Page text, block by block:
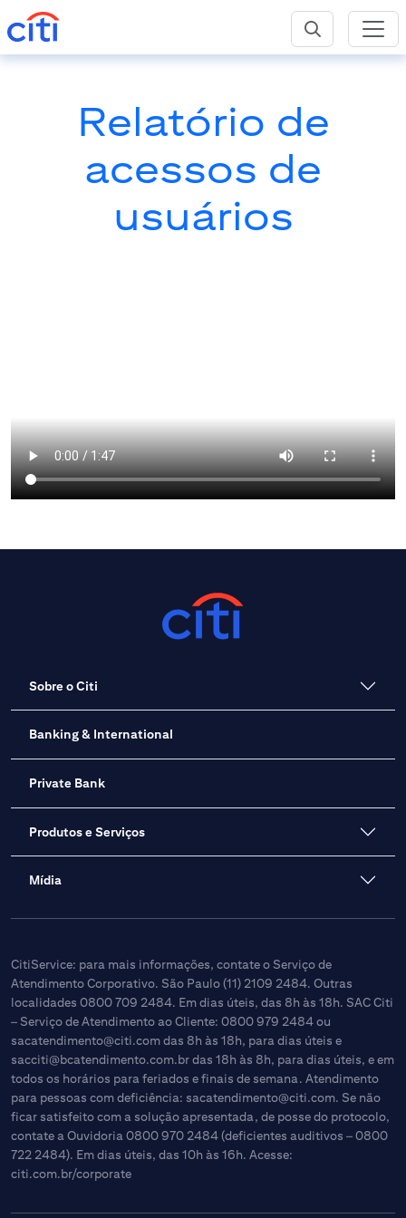
Relatório de
acessos de
usuários
Sobre o Citi
Banking & International
Private Bank
Produtos e Serviços
Mídia
CitiService: para mais informações, contate o Serviço de
Atendimento Corporativo. São Paulo (11) 2109 2484. Outras
localidades 0800 709 2484. Em dias úteis, das 8h às 18h. SAC Citi
– Serviço de Atendimento ao Cliente: 0800 979 2484 ou
sacatendimento@citi.comdas 8h às 18h, para dias úteis e
sacciti@bcatendimento.com.brdas 18h às 8h, para dias úteis, e em
todos os horários para feriados e finais de semana. Atendimento
para pessoas com deficiência: sacatendimento@citi.com. Se não
ficar satisfeito com a solução apresentada, de posse do protocolo,
contate a Ouvidoria 0800 970 2484 (deficientes auditivos – 0800
722 2484). Em dias úteis, das 10h às 16h. Acesse:
citi.com.br/corporate